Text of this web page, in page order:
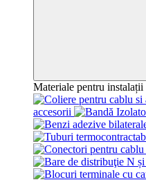
Materiale pentru
accesorii